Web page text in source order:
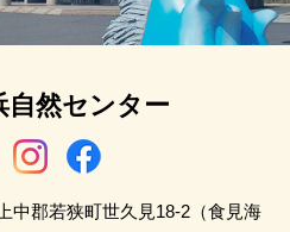
自然センター
郡若狭町世久見18-2（食見海